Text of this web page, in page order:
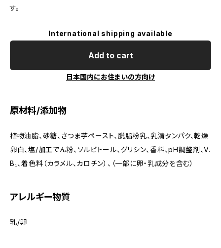
す。
International shipping available
Add to cart
日本国内にお住まいの方向け
原材料/添加物
植物油脂、砂糖、さつま芋ペースト、脱脂粉乳、乳清タンパク、乾燥
卵白、塩/加工でん粉、ソルビトール、グリシン、香料、pH調整剤、V.
B₁、着色料（カラメル、カロチン）、（一部に卵・乳成分を含む）
アレルギー物質
乳/卵